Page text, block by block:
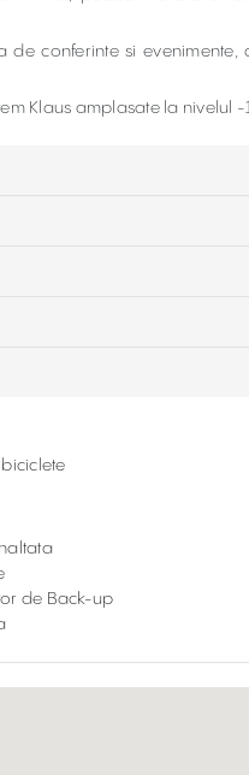
de conferinte si
Klaus amplasate la nivelul
de Back-up